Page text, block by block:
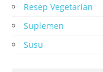
Resep Vegetarian
Suplemen
Susu